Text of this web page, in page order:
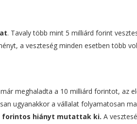
. Tavaly több mint 5 milliárd forint
a veszteség minden esetben több
meghaladta a 10 milliárd forintot, az
ugyanakkor a vállalat folyamatosan
forintos hiányt mutattak ki. A